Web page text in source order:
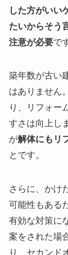
した方がいい
たいからそう
注意が必要で
築年数が古い
はありません
り、リフォー
すさは向上し
が解体にもリ
とです。
さらに、 かけ
可能性もある
有効な対策に
案をされた場
り、セカンド